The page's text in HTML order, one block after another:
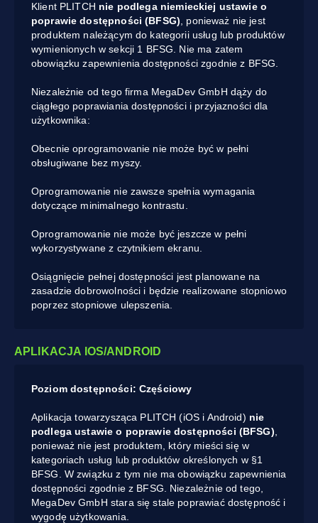
Klient PLITCH nie podlega niemieckiej ustawie o
poprawie dostępności (BFSG) , ponieważ nie jest
produktem należącym do kategorii usług lub produktów
wymienionych w sekcji 1 BFSG. Nie ma zatem
obowiązku zapewnienia dostępności zgodnie z BFSG.
Niezależnie od tego firma MegaDev GmbH dąży do
ciągłego poprawiania dostępności i przyjazności dla
użytkownika:
Obecnie oprogramowanie nie może być w pełni
obsługiwane bez myszy.
Oprogramowanie nie zawsze spełnia wymagania
dotyczące minimalnego kontrastu.
Oprogramowanie nie może być jeszcze w pełni
wykorzystywane z czytnikiem ekranu.
Osiągnięcie pełnej dostępności jest planowane na
zasadzie dobrowolności i będzie realizowane stopniowo
poprzez stopniowe ulepszenia.
APLIKACJA IOS/ANDROID
Poziom dostępności: Częściowy
Aplikacja towarzysząca PLITCH (iOS i Android) nie
podlega ustawie o poprawie dostępności (BFSG)
ponieważ nie jest produktem, który mieści się w
kategoriach usług lub produktów określonych w §1
BFSG. W związku z tym nie ma obowiązku zapewnienia
dostępności zgodnie z BFSG. Niezależnie od tego,
MegaDev GmbH stara się stale poprawiać dostępność i
wygodę użytkowania.